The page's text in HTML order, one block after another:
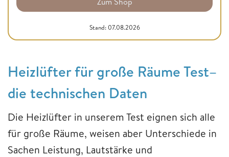
Stand: 07.08.2026
Heizlüfter für große Räume Test–
die technischen Daten
Die Heizlüfter in unserem Test eignen sich alle
für große Räume, weisen aber Unterschiede in
Sachen Leistung, Lautstärke und